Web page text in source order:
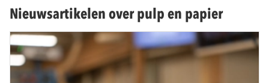
Nieuwsartikelen over pulp en papier